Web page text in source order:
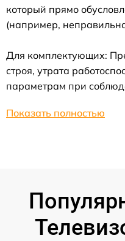
который прямо
(например,
Для комплектующих:
строя, утрата
параметрам при
Показать полностью